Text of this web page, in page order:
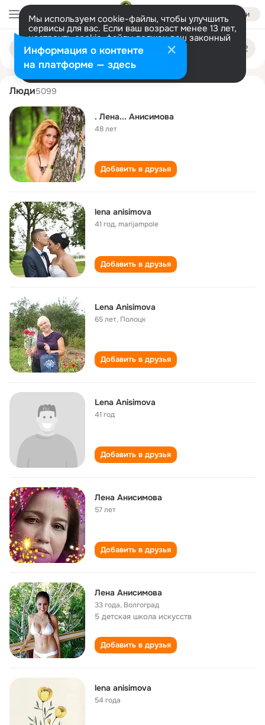
Войти
Мы используем cookie-файлы, чтобы улучшить
сервисы для вас. Если ваш возраст менее 13 лет,
настроить cookie-файлы должен ваш законный
представитель. Больше информации
Разрешить все Настроить
Поиск
людям
lena anisimova
Люди5099
. Лена... Анисимова
48 лет
Добавить в друзья
lena anisimova
41 год,marijampole
Добавить в друзья
Lena Anisimova
65 лет, Полоцк
Добавить в друзья
Lena Anisimova
41 год
Добавить в друзья
Лена Анисимова
57 лет
Добавить в друзья
Лена Анисимова
33 года, Волгоград
5 детская школа искусств
Добавить в друзья
lena anisimova
54 года
Информация о контенте
на платформе — здесь